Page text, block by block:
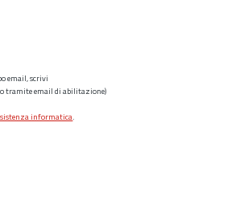
email, scrivi
tramite email di abilitazione)
informatica.